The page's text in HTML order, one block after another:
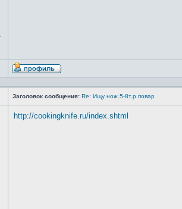
Заголовок сообщения: Re: Ищу нож.5-8т.р.повар
http://cookingknife.ru/index.shtml